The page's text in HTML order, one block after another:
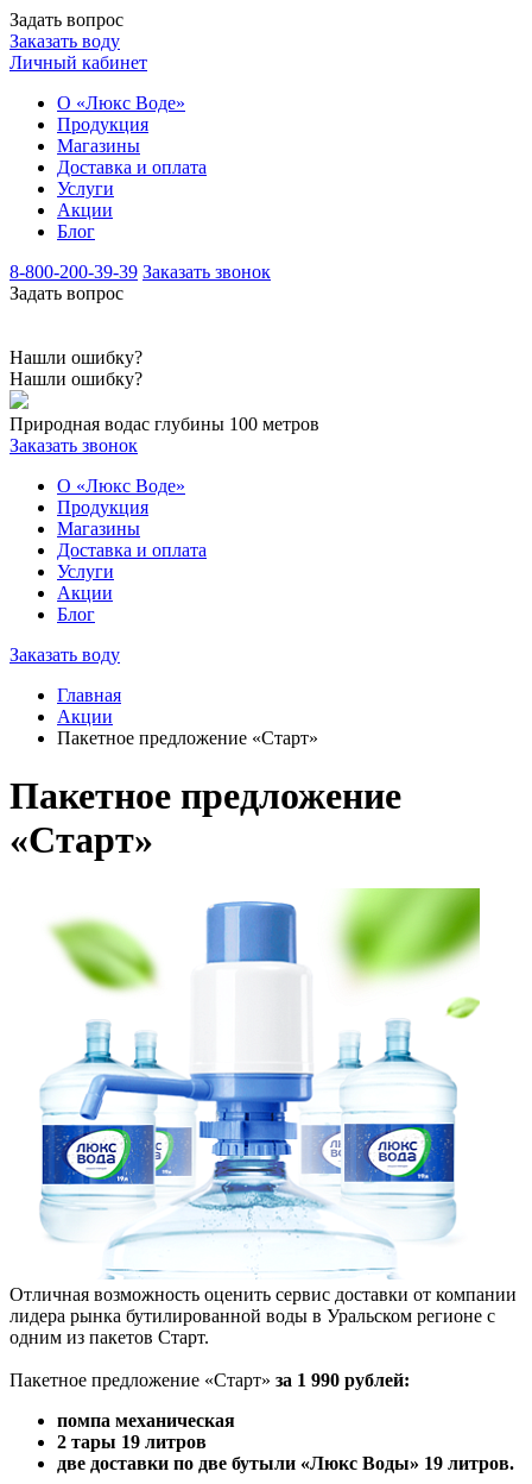
Задать вопрос
Заказать воду
Личный кабинет
О «Люкс Воде»
Продукция
Магазины
Доставка и оплата
Услуги
Акции
Блог
8-800-200-39-39 Заказать звонок
Задать вопрос
Нашли ошибку?
Нашли ошибку?
Природная водас глубины 100 метров
Заказать звонок
О «Люкс Воде»
Продукция
Магазины
Доставка и оплата
Услуги
Акции
Блог
Заказать воду
Главная
Акции
Пакетное предложение «Старт»
Пакетное предложение
«Старт»
Отличная возможность оценить сервис доставки от компании
лидера рынка бутилированной воды в Уральском регионе с
одним из пакетов Старт.
Пакетное предложение «Старт» за 1 990 рублей:
помпа механическая
2 тары 19 литров
две доставки по две бутыли «Люкс Воды» 19 литров.